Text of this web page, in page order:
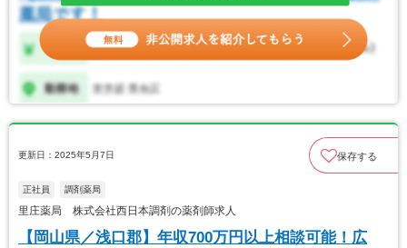
更新日：2025年5月7日 保存する
正社員 調剤薬局
里庄薬局 株式会社西日本調剤の薬剤師求人
【岡山県／浅口郡】年収700万円以上相談可能！広